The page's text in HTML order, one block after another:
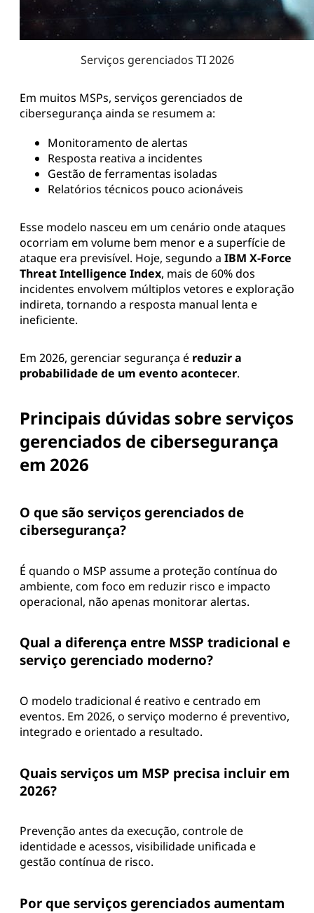
Serviços gerenciados TI 2026
Em muitos MSPs, serviços gerenciados de
cibersegurança ainda se resumem a:
Monitoramento de alertas
Resposta reativa a incidentes
Gestão de ferramentas isoladas
Relatórios técnicos pouco acionáveis
Esse modelo nasceu em um cenário onde ataques
ocorriam em volume bem menor e a superfície de
ataque era previsível. Hoje, segundo a IBM X-Force
Threat Intelligence Index, mais de 60% dos
incidentes envolvem múltiplos vetores e exploração
indireta, tornando a resposta manual lenta e
ineficiente.
Em 2026, gerenciar segurança é reduzir a
probabilidade de um evento acontecer.
Principais dúvidas sobre serviços
gerenciados de cibersegurança
em 2026
O que são serviços gerenciados de
cibersegurança?
É quando o MSP assume a proteção contínua do
ambiente, com foco em reduzir risco e impacto
operacional, não apenas monitorar alertas.
Qual a diferença entre MSSP tradicional e
serviço gerenciado moderno?
O modelo tradicional é reativo e centrado em
eventos. Em 2026, o serviço moderno é preventivo,
integrado e orientado a resultado.
Quais serviços um MSP precisa incluir em
2026?
Prevenção antes da execução, controle de
identidade e acessos, visibilidade unificada e
gestão contínua de risco.
Por que serviços gerenciados aumentam